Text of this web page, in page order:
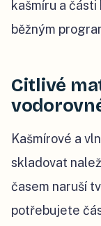
kašmíru a
běžným
Citlivé
Kašmírové a
skladovat
časem naruší
potřebujete